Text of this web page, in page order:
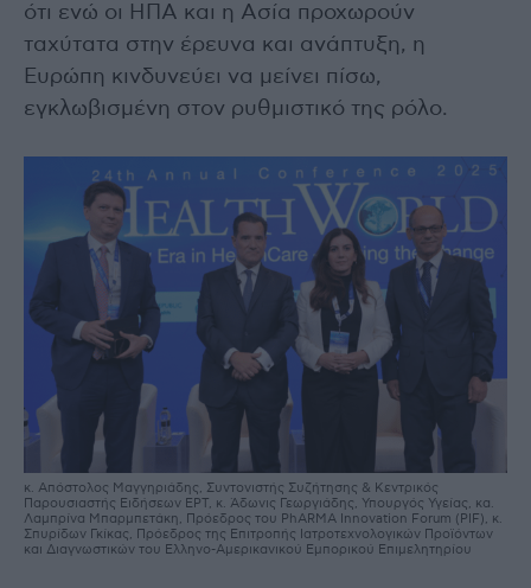
ότι ενώ οι ΗΠΑ και η Ασία προχωρούν
ταχύτατα στην έρευνα και ανάπτυξη, η
Ευρώπη κινδυνεύει να μείνει πίσω,
εγκλωβισμένη στον ρυθμιστικό της ρόλο.
κ. Απόστολος Μαγγηριάδης, Συντονιστής Συζήτησης & Κεντρικός
Παρουσιαστής Ειδήσεων ΕΡΤ, κ. Άδωνις Γεωργιάδης, Υπουργός Υγείας, κα.
Λαμπρίνα Μπαρμπετάκη, Πρόεδρος του PhARMA Innovation Forum (PIF), κ.
Σπυρίδων Γκίκας, Πρόεδρος της Επιτροπής Ιατροτεχνολογικών Προϊόντων
και Διαγνωστικών του Ελληνο-Αμερικανικού Εμπορικού Επιμελητηρίου